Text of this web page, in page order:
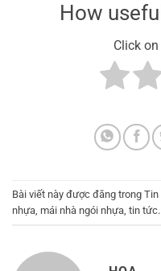
How
Click
Bài viết này được đăng trong Tin
nhựa mái nhà ngói nhựa tin tức.